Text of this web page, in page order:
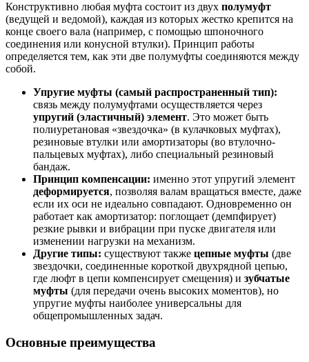
Конструктивно любая муфта состоит из двух полумуфт
(ведущей и ведомой), каждая из которых жестко крепится на
конце своего вала (например, с помощью шпоночного
соединения или конусной втулки). Принцип работы
определяется тем, как эти две полумуфты соединяются между
собой.
Упругие муфты (самый распространенный тип):
связь между полумуфтами осуществляется через
упругий (эластичный) элемент. Это может быть
полиуретановая «звездочка» (в кулачковых муфтах),
резиновые втулки или амортизаторы (во втулочно-
пальцевых муфтах), либо специальный резиновый
бандаж.
Принцип компенсации: именно этот упругий элемент
деформируется, позволяя валам вращаться вместе, даже
если их оси не идеально совпадают. Одновременно он
работает как амортизатор: поглощает (демпфирует)
резкие рывки и вибрации при пуске двигателя или
изменении нагрузки на механизм.
Другие типы: существуют также цепные муфты (две
звездочки, соединенные короткой двухрядной цепью,
где люфт в цепи компенсирует смещения) и зубчатые
муфты (для передачи очень высоких моментов), но
упругие муфты наиболее универсальны для
общепромышленных задач.
Основные преимущества